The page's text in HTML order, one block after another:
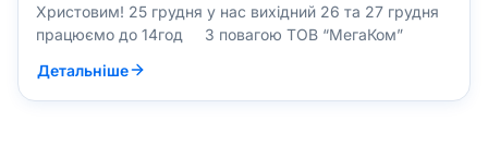
Христовим! 25 грудня у нас вихідний 26 та 27 грудня
працюємо до 14год З повагою ТОВ “МегаКом”
Детальніше